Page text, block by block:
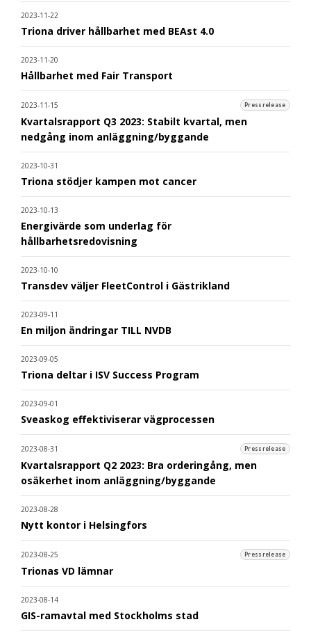
2023-11-22
Triona driver hållbarhet med BEAst 4.0
2023-11-20
Hållbarhet med Fair Transport
2023-11-15 Pressrelease
Kvartalsrapport Q3 2023: Stabilt kvartal, men
nedgång inom anläggning/byggande
2023-10-31
Triona stödjer kampen mot cancer
2023-10-13
Energivärde som underlag för
hållbarhetsredovisning
2023-10-10
Transdev väljer FleetControl i Gästrikland
2023-09-11
En miljon ändringar TILL NVDB
2023-09-05
Triona deltar i ISV Success Program
2023-09-01
Sveaskog effektiviserar vägprocessen
2023-08-31 Pressrelease
Kvartalsrapport Q2 2023: Bra orderingång, men
osäkerhet inom anläggning/byggande
2023-08-28
Nytt kontor i Helsingfors
2023-08-25 Pressrelease
Trionas VD lämnar
2023-08-14
GIS-ramavtal med Stockholms stad